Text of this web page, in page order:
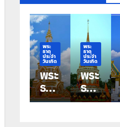
พระ
ธาตุ
ประจำ
วันเกิด
พระ
ธาตุ
ประ
พระ
ธาตุ
ประจำ
วันเกิด
พระ
ธาตุ
ประ